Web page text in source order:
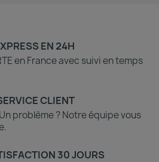
EN 24H
en France avec suivi en temps
CLIENT
problème ? Notre équipe vous
30 JOURS